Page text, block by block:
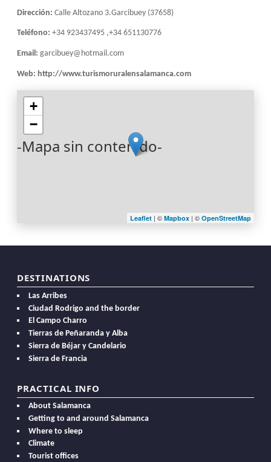
Dirección:Calle Altozano 3.Garcibuey (37658)
Teléfono:+34 923437495 ,+34 651130776
Email:garcibuey@hotmail.com
Web: http://www.turismoruralensalamanca.com
-Mapa sin contenido-
+
−
Leaflet| © Mapbox | © OpenStreetMap
DESTINATIONS
Las Arribes
Ciudad Rodrigo and the border
El Campo Charro
Tierras de Peñaranda y Alba
Sierra de Béjar y Candelario
Sierra de Francia
PRACTICAL INFO
About Salamanca
Getting to and around Salamanca
Where to sleep
Climate
Tourist offices